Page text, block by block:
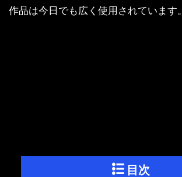
作品は今日でも広く使用されています。
目次